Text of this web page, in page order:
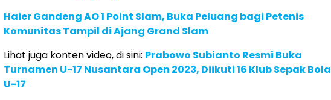
Haier Gandeng AO 1 Point Slam, Buka Peluang bagi Petenis
Komunitas Tampil di Ajang Grand Slam
Lihat juga konten video, di sini: Prabowo Subianto Resmi Buka
Turnamen U-17 Nusantara Open 2023, Diikuti 16 Klub Sepak Bola
U-17